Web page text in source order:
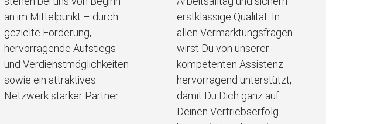
an im Mittelpunkt – durch
gezielte Förderung,
hervorragende Aufstiegs-
und Verdienstmöglichkeiten
sowie ein attraktives
Netzwerk starker Partner.
erstklassige Qualität. In
allen Vermarktungsfragen
wirst Du von unserer
kompetenten Assistenz
hervorragend unterstützt,
damit Du Dich ganz auf
Deinen Vertriebserfolg